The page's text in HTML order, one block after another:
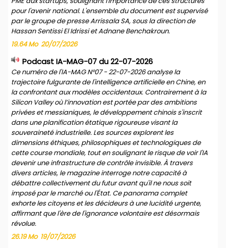
pour l'avenir national. L'ensemble du document est supervisé
par le groupe de presse Arrissala SA, sous la direction de
Hassan Sentissi El Idrissi et Adnane Benchakroun.
19.64 Mo 20/07/2026
Podcast IA-MAG-07 du 22-07-2026
Ce numéro de l'IA-MAG N°07 - 22-07-2026 analyse la
trajectoire fulgurante de l'intelligence artificielle en Chine, en
la confrontant aux modèles occidentaux. Contrairement à la
Silicon Valley où l’innovation est portée par des ambitions
privées et messianiques, le développement chinois s'inscrit
dans une planification étatique rigoureuse visant la
souveraineté industrielle. Les sources explorent les
dimensions éthiques, philosophiques et technologiques de
cette course mondiale, tout en soulignant le risque de voir l'IA
devenir une infrastructure de contrôle invisible. À travers
divers articles, le magazine interroge notre capacité à
débattre collectivement du futur avant qu'il ne nous soit
imposé par le marché ou l'État. Ce panorama complet
exhorte les citoyens et les décideurs à une lucidité urgente,
affirmant que l'ère de l'ignorance volontaire est désormais
révolue.
26.19 Mo 19/07/2026